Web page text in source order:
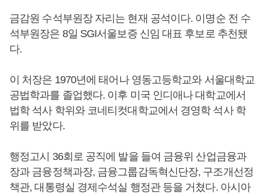
금감원 수석부원장 자리는 현재 공석이다. 이명순 전 수
석부원장은 8일 SGI서울보증 신임 대표 후보로 추천됐
다.
이 처장은 1970년에 태어나 영동고등학교와 서울대학교
공법학과를 졸업했다. 이후 미국 인디애나 대학교에서
법학 석사 학위와 코네티컷대학교에서 경영학 석사 학
위를 받았다.
행정고시 36회로 공직에 발을 들여 금융위 산업금융과
장과 금융정책과장, 금융그룹감독혁신단장, 구조개선정
책관, 대통령실 경제수석실 행정관 등을 거쳤다. 아시아